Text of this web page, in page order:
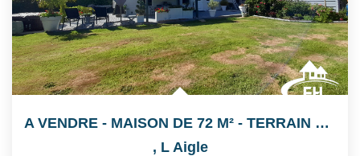
A VENDRE - MAISON DE 72 M² - TERRAIN DE 2880 M²
, L Aigle